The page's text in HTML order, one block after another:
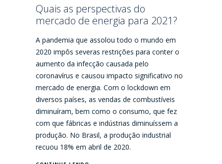
Quais as perspectivas do
mercado de energia para 2021?
A pandemia que assolou todo o mundo em
2020 impôs severas restrições para conter o
aumento da infecção causada pelo
coronavírus e causou impacto significativo no
mercado de energia. Com o lockdown em
diversos países, as vendas de combustíveis
diminuíram, bem como o consumo, que fez
com que fábricas e indústrias diminuíssem a
produção. No Brasil, a produção industrial
recuou 18% em abril de 2020.